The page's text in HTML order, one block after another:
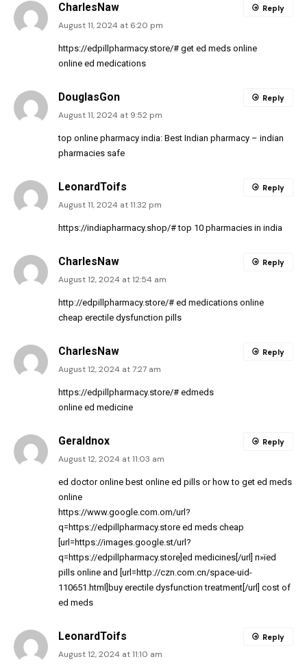
CharlesNaw
August 11, 2024 at 6:20 pm
https://edpillpharmacy.store/# get ed meds online
online ed medications
Reply
DouglasGon
August 11, 2024 at 9:52 pm
top online pharmacy india: Best Indian pharmacy – indian
pharmacies safe
Reply
LeonardToifs
August 11, 2024 at 11:32 pm
https://indiapharmacy.shop/#top 10 pharmacies in india
Reply
CharlesNaw
August 12, 2024 at 12:54 am
http://edpillpharmacy.store/# ed medications online
cheap erectile dysfunction pills
Reply
CharlesNaw
August 12, 2024 at 7:27 am
https://edpillpharmacy.store/# edmeds
online ed medicine
Reply
Geraldnox
August 12, 2024 at 11:03 am
ed doctor online best online ed pills or how to get ed meds
online
https://www.google.com.om/url?
q=https://edpillpharmacy.store ed meds cheap
[url=https://images.google.st/url?
q=https://edpillpharmacy.store]ed medicines[/url] п»їed
pills online and [url=http://czn.com.cn/space-uid-
110651.html]buy erectile dysfunction treatment[/url] cost of
ed meds
Reply
LeonardToifs
August 12, 2024 at 11:10 am
Reply